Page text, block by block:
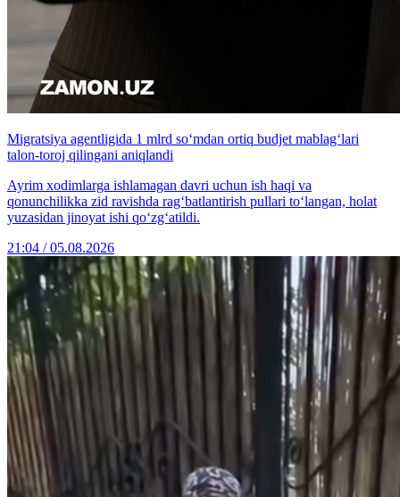
Migratsiya agentligida 1 mlrd so‘mdan ortiq budjet mablag‘lari
talon-toroj qilingani aniqlandi
Ayrim xodimlarga ishlamagan davri uchun ish haqi va
qonunchilikka zid ravishda rag‘batlantirish pullari to‘langan, holat
yuzasidan jinoyat ishi qo‘zg‘atildi.
21:04 / 05.08.2026